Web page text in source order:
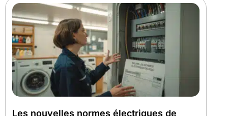
Les nouvelles normes électriques de